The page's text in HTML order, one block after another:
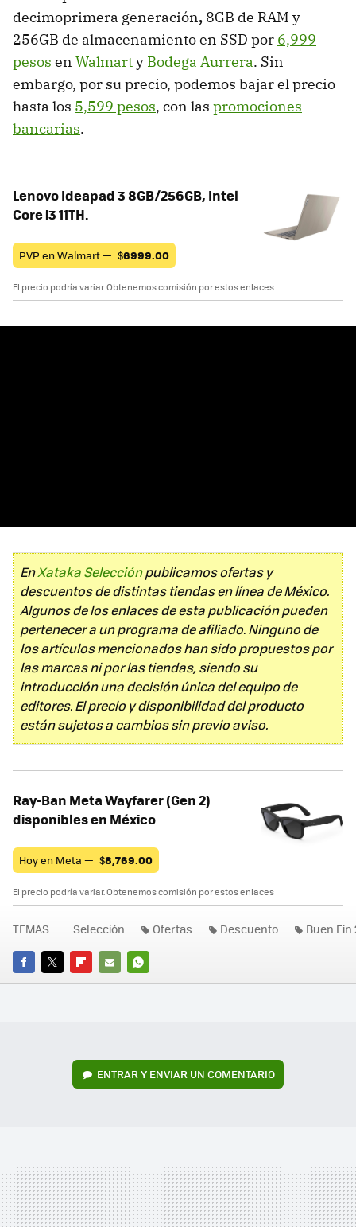
decimoprimera generación, 8GB de RAM y
256GB de almacenamiento en SSD por 6,999
pesos en Walmarty Bodega Aurrera. Sin
embargo, por su precio, podemos bajar el precio
hasta los 5,599 pesos, con las promociones
bancarias.
Lenovo Ideapad 3 8GB/256GB, Intel
Core i3 11TH.
PVP en Walmart — $6999.00
El precio podría variar. Obtenemos comisión por estos enlaces
EnXataka Selecciónpublicamos ofertas y
descuentos de distintas tiendas en línea de México.
Algunos de los enlaces de esta publicación pueden
pertenecer a un programa de afiliado. Ninguno de
los artículos mencionados han sido propuestos por
las marcas ni por las tiendas, siendo su
introducción una decisión única del equipo de
editores. El precio y disponibilidad del producto
están sujetos a cambios sin previo aviso.
Ray-Ban Meta Wayfarer (Gen 2)
disponibles en México
Hoy en Meta — $8,769.00
El precio podría variar. Obtenemos comisión por estos enlaces
FACEBOOK
TWITTERFLIPBOARD
E-
WHATSAPP
TEMAS Selección Ofertas Descuento Buen Fin
ENTRAR Y ENVIAR UN COMENTARIO